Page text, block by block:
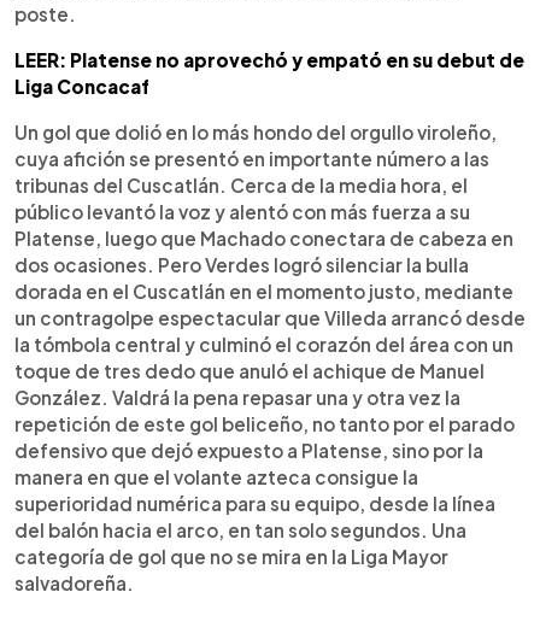
poste.
LEER: Platense no aprovechó y empató en su debut de
Liga Concacaf
Un gol que dolió en lo más hondo del orgullo viroleño,
cuya afición se presentó en importante número a las
tribunas del Cuscatlán. Cerca de la media hora, el
público levantó la voz y alentó con más fuerza a su
Platense, luego que Machado conectara de cabeza en
dos ocasiones. Pero Verdes logró silenciar la bulla
dorada en el Cuscatlán en el momento justo, mediante
un contragolpe espectacular que Villeda arrancó desde
la tómbola central y culminó el corazón del área con un
toque de tres dedo que anuló el achique de Manuel
González. Valdrá la pena repasar una y otra vez la
repetición de este gol beliceño, no tanto por el parado
defensivo que dejó expuesto a Platense, sino por la
manera en que el volante azteca consigue la
superioridad numérica para su equipo, desde la línea
del balón hacia el arco, en tan solo segundos. Una
categoría de gol que no se mira en la Liga Mayor
salvadoreña.